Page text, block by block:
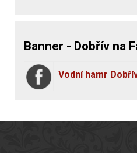
Banner - Dobřív na
Vodní hamr